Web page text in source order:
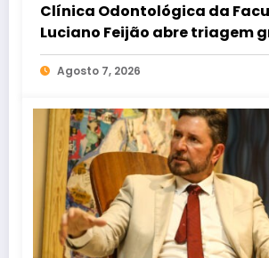
Clínica Odontológica da
Luciano Feijão abre triagem
para crianças e adultos
Agosto 7, 2026